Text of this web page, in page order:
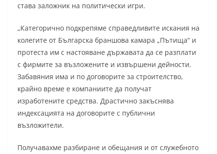
става заложник на политически игри.
„Категорично подкрепяме справедливите искания на
колегите от Българска браншова камара „Пътища“ и
протеста им с настояване държавата да се разплати
с фирмите за възложените и извършени дейности.
Забавяния има и по договорите за строителство,
крайно време е компаниите да получат
изработените средства. Драстично закъснява
индексацията на договорите с публични
възложители.
Получавахме разбиране и обещания и от служебното